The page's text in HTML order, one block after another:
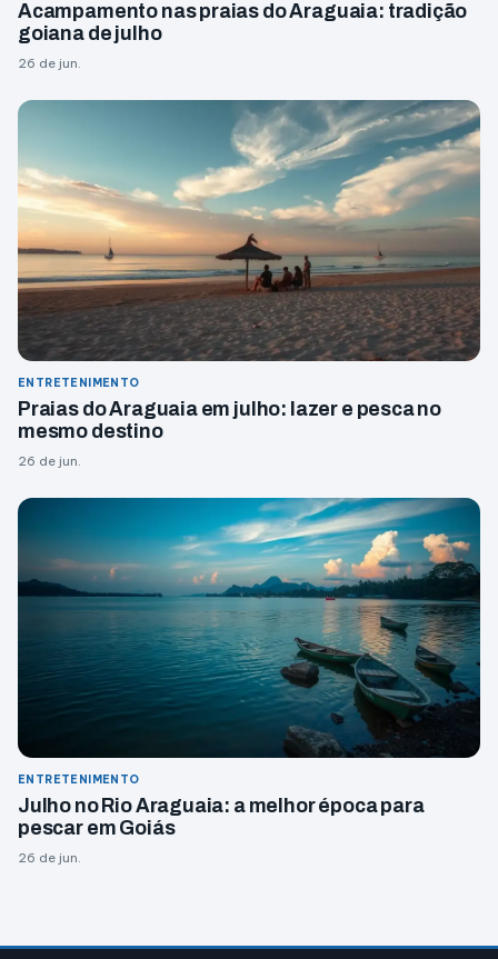
Acampamento nas praias do Araguaia: tradição
goiana de julho
26 de jun.
ENTRETENIMENTO
Praias do Araguaia em julho: lazer e pesca no
mesmo destino
26 de jun.
ENTRETENIMENTO
Julho no Rio Araguaia: a melhor época para
pescar em Goiás
26 de jun.